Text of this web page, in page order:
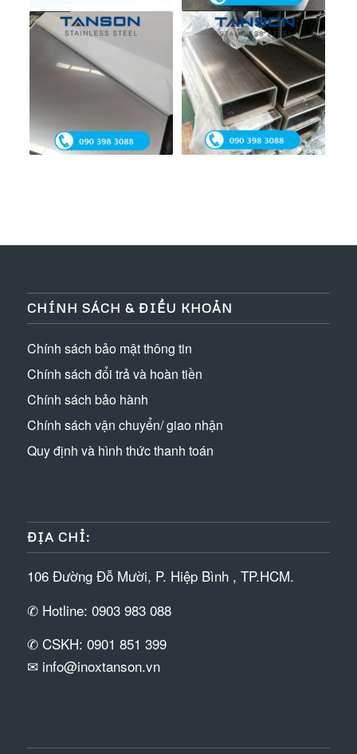
CHÍNH SÁCH & ĐIỀU KHOẢN
Chính sách bảo mật thông tin
Chính sách đổi trả và hoàn tiền
Chính sách bảo hành
Chính sách vận chuyển/ giao nhận
Quy định và hình thức thanh toán
ĐỊA CHỈ:
106 Đường Đỗ Mười, P. Hiệp Bình , TP.HCM.
✆ Hotline: 0903 983 088
✆ CSKH: 0901 851 399
✉ info@inoxtanson.vn